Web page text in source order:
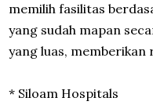
memilih fasilitas
yang sudah mapan
yang luas, memberikan
* Siloam Hospitals